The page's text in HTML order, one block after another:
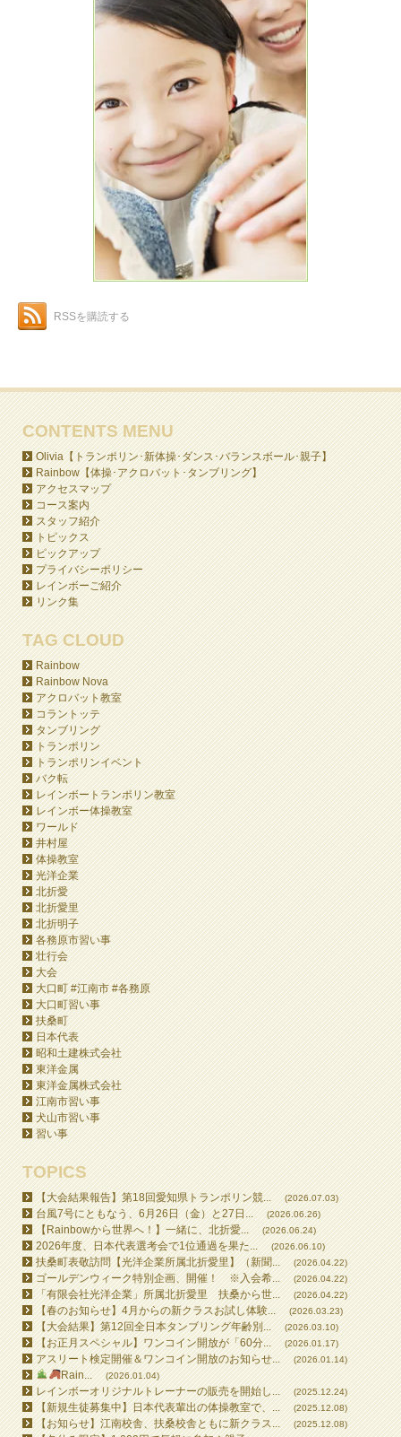
RSSを購読する
CONTENTS MENU
Olivia【トランポリン･新体操･ダンス･バランスボール･親子】
Rainbow【体操･アクロバット･タンブリング】
アクセスマップ
コース案内
スタッフ紹介
トピックス
ピックアップ
プライバシーポリシー
レインボーご紹介
リンク集
TAG CLOUD
Rainbow
Rainbow Nova
アクロバット教室
コラントッテ
タンブリング
トランポリン
トランポリンイベント
バク転
レインボートランポリン教室
レインボー体操教室
ワールド
井村屋
体操教室
光洋企業
北折愛
北折愛里
北折明子
各務原市習い事
壮行会
大会
大口町 #江南市 #各務原
大口町習い事
扶桑町
日本代表
昭和土建株式会社
東洋金属
東洋金属株式会社
江南市習い事
犬山市習い事
習い事
TOPICS
【大会結果報告】第18回愛知県トランポリン競... (2026.07.03)
台風7号にともなう、6月26日（金）と27日... (2026.06.26)
【Rainbowから世界へ！】一緒に、北折愛... (2026.06.24)
2026年度、日本代表選考会で1位通過を果た... (2026.06.10)
扶桑町表敬訪問【光洋企業所属北折愛里】（新聞... (2026.04.22)
ゴールデンウィーク特別企画、開催！ ※入会希... (2026.04.22)
「有限会社光洋企業」所属北折愛里 扶桑から世... (2026.04.22)
【春のお知らせ】4月からの新クラスお試し体験... (2026.03.23)
【大会結果】第12回全日本タンブリング年齢別... (2026.03.10)
【お正月スペシャル】ワンコイン開放が「60分... (2026.01.17)
アスリート検定開催＆ワンコイン開放のお知らせ... (2026.01.14)
Rain... (2026.01.04)
レインボーオリジナルトレーナーの販売を開始し... (2025.12.24)
【新規生徒募集中】日本代表輩出の体操教室で、... (2025.12.08)
【お知らせ】江南校舎、扶桑校舎ともに新クラス... (2025.12.08)